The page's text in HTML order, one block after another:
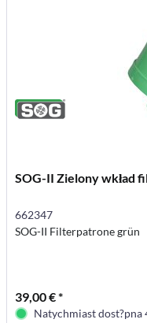
SOG-II Zielony wkład
662347
SOG-II Filterpatrone grün
39,00 € *
Natychmiast dost?pna